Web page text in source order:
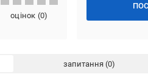
оцінок (0)
запитання